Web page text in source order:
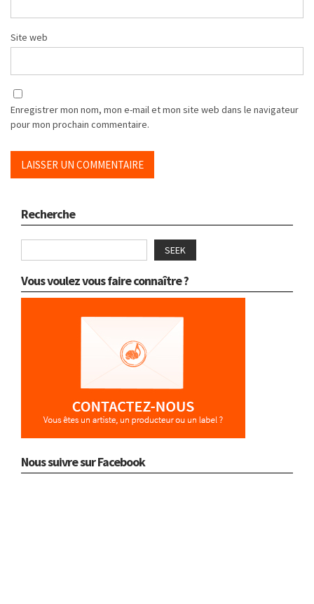
Site web
Enregistrer mon nom, mon e-mail et mon site web dans le navigateur
pour mon prochain commentaire.
Recherche
SEEK
Vous voulez vous faire connaître ?
Nous suivre sur Facebook